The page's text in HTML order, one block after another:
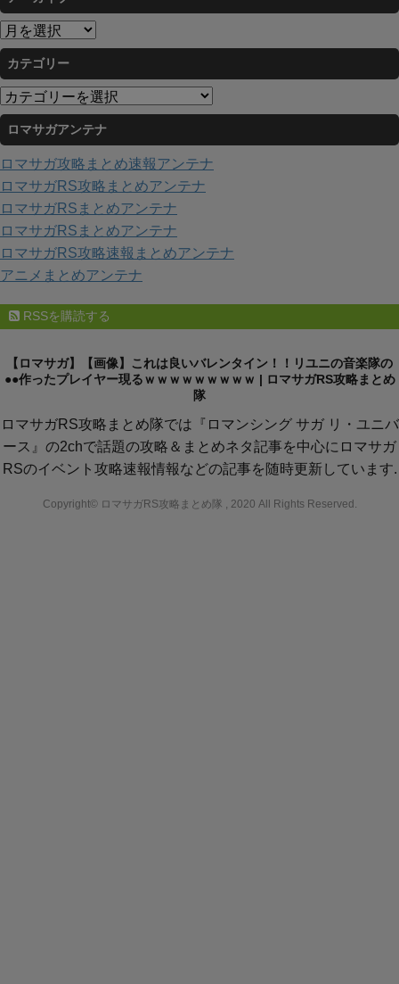
ア
ー
カ
イ
ブ
カテゴリー
カ
テ
ゴ
リ
ー
ロマサガアンテナ
ロマサガ攻略まとめ速報アンテナ
ロマサガRS攻略まとめアンテナ
ロマサガRSまとめアンテナ
ロマサガRSまとめアンテナ
ロマサガRS攻略速報まとめアンテナ
アニメまとめアンテナ
RSSを購読する
【ロマサガ】【画像】これは良いバレンタイン！！リユニの音楽隊の
●●作ったプレイヤー現るｗｗｗｗｗｗｗｗｗ | ロマサガRS攻略まとめ
隊
ロマサガRS攻略まとめ隊では『ロマンシング サガ リ・ユニバ
ース』の2chで話題の攻略＆まとめネタ記事を中心にロマサガ
RSのイベント攻略速報情報などの記事を随時更新しています.
Copyright© ロマサガRS攻略まとめ隊 , 2020 All Rights Reserved.